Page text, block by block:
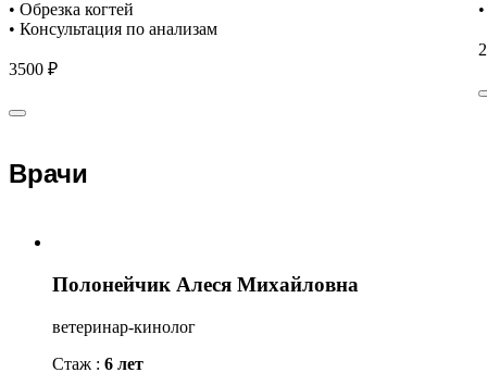
• Обрезка когтей
• Консультация по анализам
3500 ₽
Врачи
Полонейчик Алеся Михайловна
ветеринар-кинолог
Стаж : 6 лет